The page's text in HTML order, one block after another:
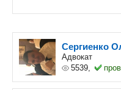
Сергиенко
Адвокат
5539,